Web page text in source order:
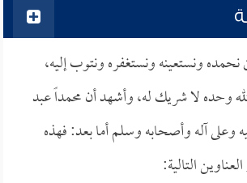
نحمده ونستعينه ونستغفره ونتوب إليه،
وحده لا شريك له، وأشهد أن محمداً عبد
وعلى آله وأصحابه وسلم أما بعد: فهذه
التالية: